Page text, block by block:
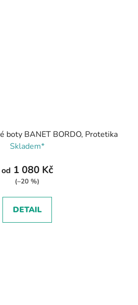
boty BANET BORDO, Protetika
Skladem*
od 1 080 Kč
(–20 %)
DETAIL